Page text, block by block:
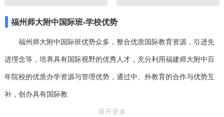
福州师大附中国际班-学校优势
福州师大附中国际班优势众多，整合优质国际教育资源，引进先
进理念等，培养具有国际视野的优秀人才，充分利用福建师大附中百
年院校的优质办学资源与管理优势，通过中、外教育的合作与优势互
补，创办具有国际教
展开更多